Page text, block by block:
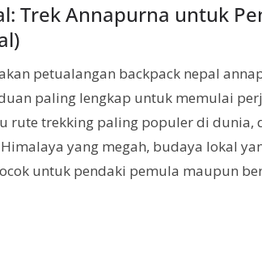
Trek Annapurna untuk
petualangan backpack nepal
paling lengkap untuk memulai
rute trekking paling populer di dunia,
yang megah, budaya lokal
untuk pendaki pemula maupun